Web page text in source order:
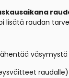
lisätä raudan
raudalle)